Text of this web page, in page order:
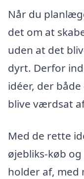
Når du
det om at
uden at det
dyrt. Derfor
idéer, der
blive værdsat
Med de rette
øjebliks-køb
holder af, med